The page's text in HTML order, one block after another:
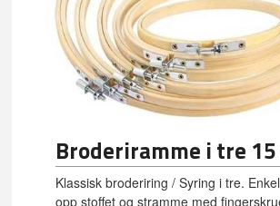
Broderiramme i tre
Klassisk broderiring / Syring i tre.
opp stoffet og stramme med